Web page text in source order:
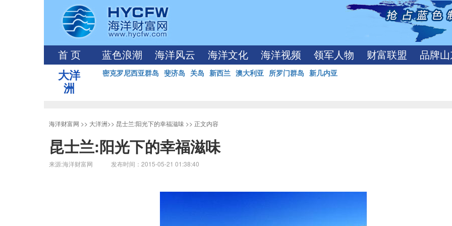
首 页 蓝色浪潮 海洋风云 海洋文化 海洋视频 领军人物 财富联盟 品牌
大洋
洲
密克罗尼西亚群岛 斐济岛 关岛 新西兰 澳大利亚 所罗门群岛 新几内亚
海洋财富网 >> 大洋洲>> 昆士兰:阳光下的幸福滋味 >> 正文内容
昆士兰:阳光下的幸福滋味
来源:海洋财富网 发布时间：2015-05-21 01:38:40